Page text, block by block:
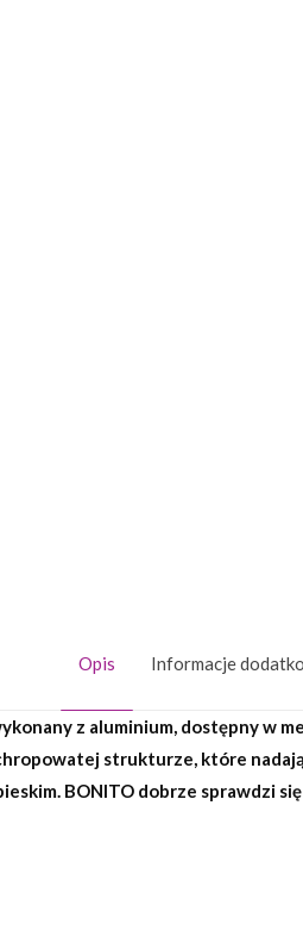
Opis Informacje
z aluminium, dostępny w
strukturze, które
BONITO dobrze sprawdzi